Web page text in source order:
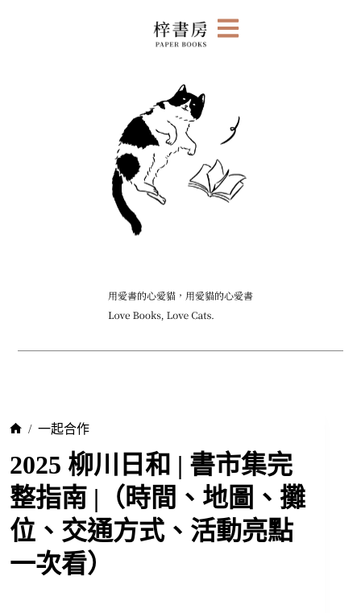
/ 一起合作
2025 柳川日和 | 書市集完
整指南 |（時間、地圖、攤
位、交通方式、活動亮點
一次看）